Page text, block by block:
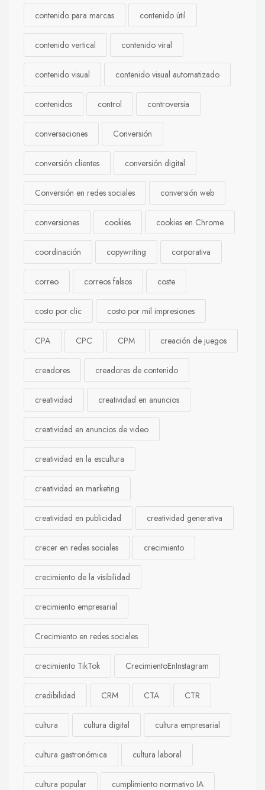
contenido para marcas contenido útil
contenido vertical contenido viral
contenido visual contenido visual automatizado
contenidos control controversia
conversaciones Conversión
conversión clientes conversión digital
Conversión en redes sociales conversión web
conversiones cookies cookies en Chrome
coordinación copywriting corporativa
correo correos falsos coste
costo por clic costo por mil impresiones
CPA CPC CPM creación de juegos
creadores creadores de contenido
creatividad creatividad en anuncios
creatividad en anuncios de video
creatividad en la escultura
creatividad en marketing
creatividad en publicidad creatividad generativa
crecer en redes sociales crecimiento
crecimiento de la visibilidad
crecimiento empresarial
Crecimiento en redes sociales
crecimiento TikTok CrecimientoEnInstagram
credibilidad CRM CTA CTR
cultura cultura digital cultura empresarial
cultura gastronómica cultura laboral
cultura popular cumplimiento normativo IA